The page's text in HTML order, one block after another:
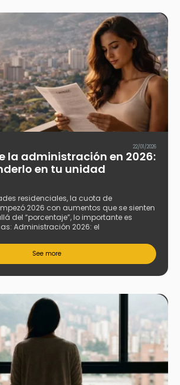
22/01/2026
la administración en 2026:
en tu unidad
residenciales, la cuota de
2026 con aumentos que se sienten
del “porcentaje”, lo importante es
Administración 2026: el
See more